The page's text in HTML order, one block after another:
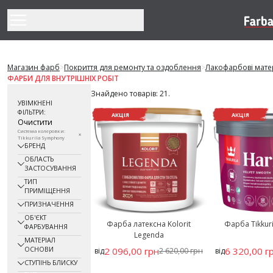
Магазин фарб>Покриття для ремонту та оздоблення>Лакофарбові
ФАРБИ ДЛЯ ВНУТРІШНІХ РОБІТ
УВІМКНЕНІ
ФІЛЬТРИ:
Очистити
Система колеровки:
Tikkurila Symphony
БРЕНД
ОБЛАСТЬ
ЗАСТОСУВАННЯ
ТИП
ПРИМІЩЕННЯ
ПРИЗНАЧЕННЯ
ОБ'ЄКТ
ФАРБУВАННЯ
МАТЕРІАЛ
ОСНОВИ
СТУПІНЬ БЛИСКУ
Знайдено товарів: 21.
АКЦІЯ
Фарба латексна Kolorit
Legenda
від2 096,00 грн2 620,00 грн
АКЦІЯ
Фарба
від6 320,00